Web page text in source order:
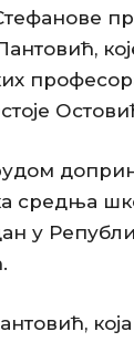
средња
у